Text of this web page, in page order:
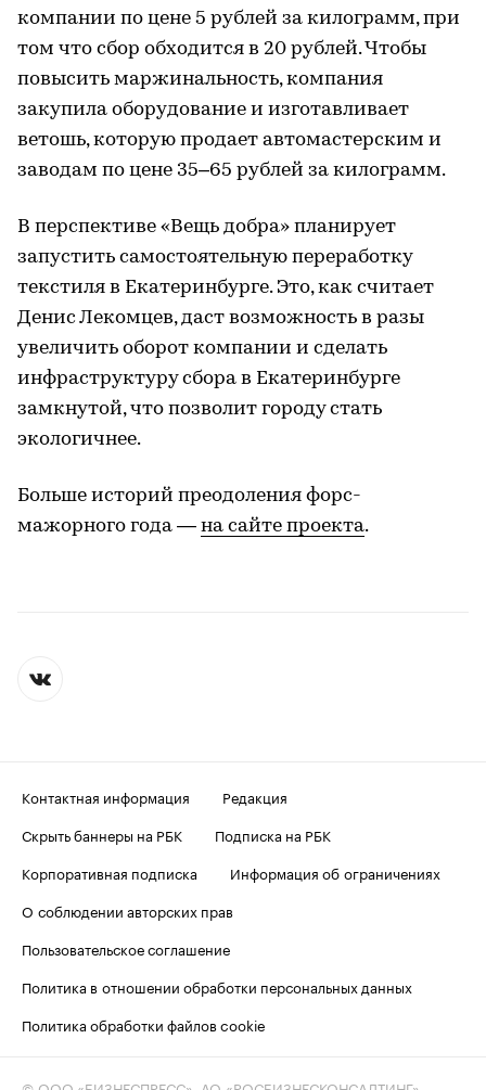
компании по цене 5 рублей за килограмм, при
том что сбор обходится в 20 рублей. Чтобы
повысить маржинальность, компания
закупила оборудование и изготавливает
ветошь, которую продает автомастерским и
заводам по цене 35–65 рублей за килограмм.
В перспективе «Вещь добра» планирует
запустить самостоятельную переработку
текстиля в Екатеринбурге. Это, как считает
Денис Лекомцев, даст возможность в разы
увеличить оборот компании и сделать
инфраструктуру сбора в Екатеринбурге
замкнутой, что позволит городу стать
экологичнее.
Больше историй преодоления форс-
мажорного года — на сайте проекта.
Контактная информация
Редакция
Скрыть баннеры на РБК
Подписка на РБК
Корпоративная подписка
Информация об ограничениях
О соблюдении авторских прав
Пользовательское соглашение
Политика в отношении обработки персональных данных
Политика обработки файлов cookie